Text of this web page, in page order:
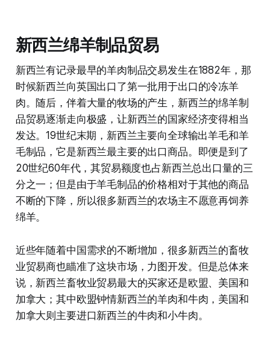
新西兰绵羊制品贸易
新西兰有记录最早的羊肉制品交易发生在1882年，那
时候新西兰向英国出口了第一批用于出口的冷冻羊
肉。随后，伴着大量的牧场的产生，新西兰的绵羊制
品贸易逐渐走向极盛，让新西兰的国家经济变得相当
发达。19世纪末期，新西兰主要向全球输出羊毛和羊
毛制品，它是新西兰最主要的出口商品。即便是到了
20世纪60年代，其贸易额度也占新西兰总出口量的三
分之一；但是由于羊毛制品的价格相对于其他的商品
不断的下降，所以很多新西兰的农场主不愿意再饲养
绵羊。
近些年随着中国需求的不断增加，很多新西兰的畜牧
业贸易商也瞄准了这块市场，力图开发。但是总体来
说，新西兰畜牧业贸易最大的买家还是欧盟、美国和
加拿大；其中欧盟钟情新西兰的羊肉和牛肉，美国和
加拿大则主要进口新西兰的牛肉和小牛肉。